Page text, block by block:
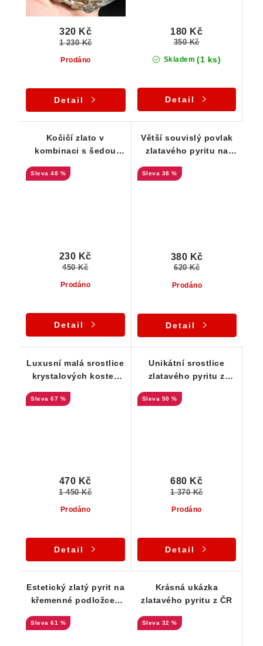
Prodáno
320 Kč
1 230 Kč
Detail
Skladem (1 ks)
180 Kč
350 Kč
Detail
Kočičí zlato v
kombinaci s šedou
48 %
Prodáno
230 Kč
450 Kč
Detail
Větší souvislý povlak
zlatavého pyritu na
38 %
Prodáno
380 Kč
620 Kč
Detail
Luxusní malá srostlice
krystalových kostek
67 %
Prodáno
470 Kč
1 450 Kč
Detail
Unikátní srostlice
zlatavého pyritu z
Vysočina
50 %
Prodáno
680 Kč
1 370 Kč
Detail
Estetický zlatý pyrit na
křemenné podložce -
61 %
Krásná ukázka
zlatavého pyritu z ČR
32 %